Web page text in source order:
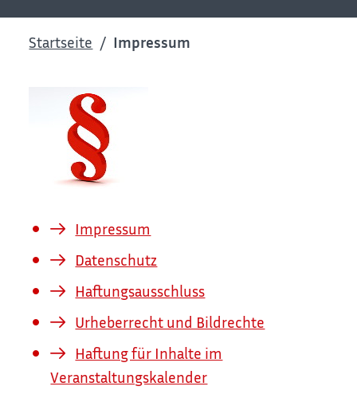
Startseite Impressum
Impressum
Datenschutz
Haftungsausschluss
Urheberrecht und Bildrechte
Haftung für Inhalte im
Veranstaltungskalender